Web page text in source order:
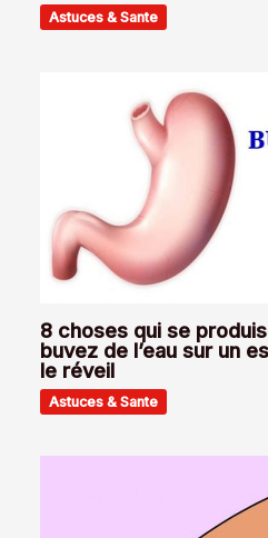
Astuces & Sante
8 choses qui se
buvez de l’eau sur un
le réveil
Astuces & Sante